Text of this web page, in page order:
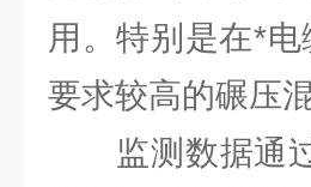
用。特别是在*
要求较高的碾压
监测数据通过